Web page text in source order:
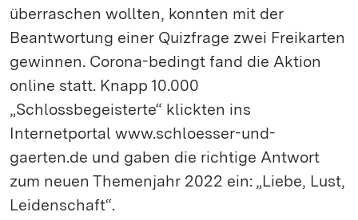
überraschen wollten, konnten mit der
Beantwortung einer Quizfrage zwei Freikarten
gewinnen. Corona-bedingt fand die Aktion
online statt. Knapp 10.000
„Schlossbegeisterte“ klickten ins
Internetportal www.schloesser-und-
gaerten.de und gaben die richtige Antwort
zum neuen Themenjahr 2022 ein: „Liebe, Lust,
Leidenschaft“.